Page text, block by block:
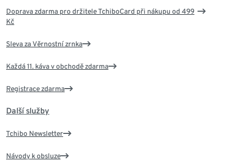
Doprava zdarma pro držitele TchiboCard při nákupu od 499
Kč
Sleva za Věrnostní zrnka
Každá 11. káva v obchodě zdarma
Registrace zdarma
Další služby
Tchibo Newsletter
Návody k obsluze